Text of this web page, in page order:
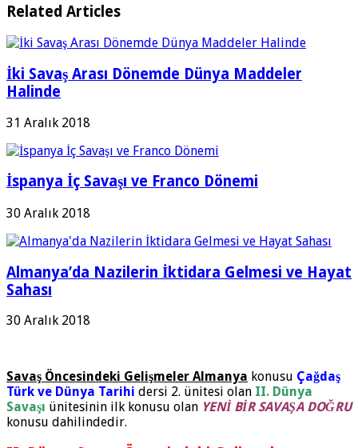
Related Articles
İki Savaş Arası Dönemde Dünya Maddeler
Halinde
31 Aralık 2018
İspanya İç Savaşı ve Franco Dönemi
30 Aralık 2018
Almanya’da Nazilerin İktidara Gelmesi ve Hayat
Sahası
30 Aralık 2018
Savaş Öncesindeki Gelişmeler Almanya konusu Çağdaş
Türk ve Dünya Tarihi dersi 2. ünitesi olan II. Dünya
Savaşı ünitesinin ilk konusu olan YENİ BİR SAVAŞA DOĞRU
konusu dahilindedir.